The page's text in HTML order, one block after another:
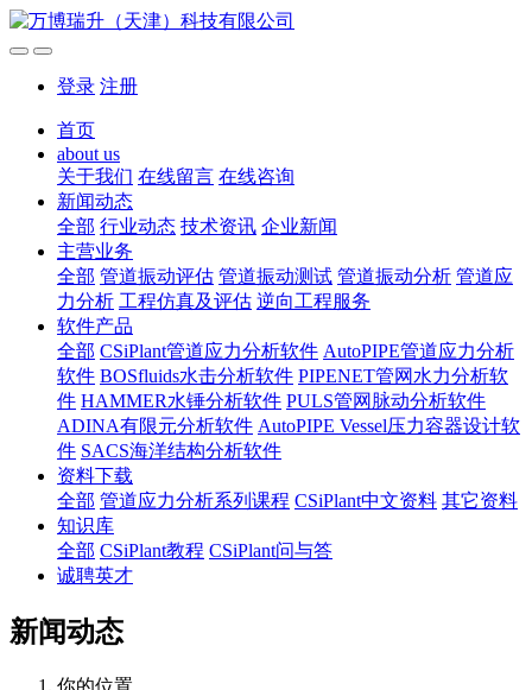
登录 注册
首页
about us
关于我们 在线留言 在线咨询
新闻动态
全部 行业动态 技术资讯 企业新闻
主营业务
全部 管道振动评估 管道振动测试 管道振动分析 管道应
力分析 工程仿真及评估 逆向工程服务
软件产品
全部 CSiPlant管道应力分析软件 AutoPIPE管道应力分析
软件 BOSfluids水击分析软件 PIPENET管网水力分析软
件 HAMMER水锤分析软件 PULS管网脉动分析软件
ADINA有限元分析软件 AutoPIPE Vessel压力容器设计软
件 SACS海洋结构分析软件
资料下载
全部 管道应力分析系列课程 CSiPlant中文资料 其它资料
知识库
全部 CSiPlant教程 CSiPlant问与答
诚聘英才
新闻动态
你的位置